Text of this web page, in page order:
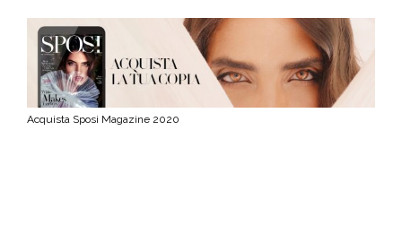
Acquista Sposi Magazine 2020